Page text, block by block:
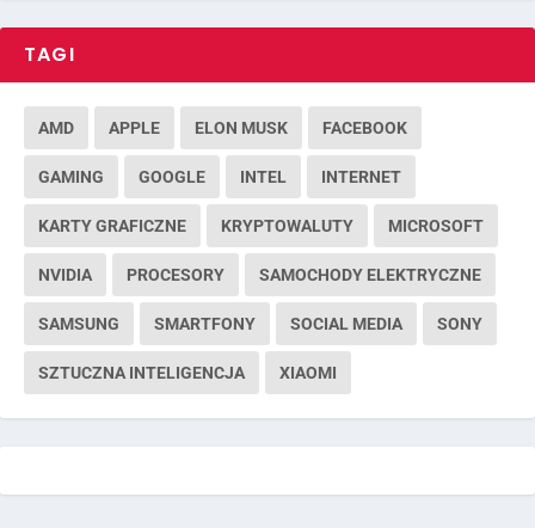
TAGI
AMD APPLE ELON MUSK FACEBOOK
GAMING GOOGLE INTEL INTERNET
KARTY GRAFICZNE KRYPTOWALUTY MICROSOFT
NVIDIA PROCESORY SAMOCHODY ELEKTRYCZNE
SAMSUNG SMARTFONY SOCIAL MEDIA SONY
SZTUCZNA INTELIGENCJA XIAOMI